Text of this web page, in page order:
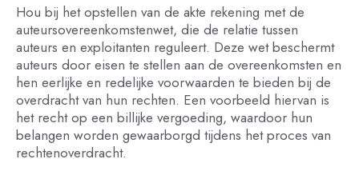
Hou bij het opstellen van de akte rekening met de
auteursovereenkomstenwet, die de relatie tussen
auteurs en exploitanten reguleert. Deze wet beschermt
auteurs door eisen te stellen aan de overeenkomsten en
hen eerlijke en redelijke voorwaarden te bieden bij de
overdracht van hun rechten. Een voorbeeld hiervan is
het recht op een billijke vergoeding, waardoor hun
belangen worden gewaarborgd tijdens het proces van
rechtenoverdracht.